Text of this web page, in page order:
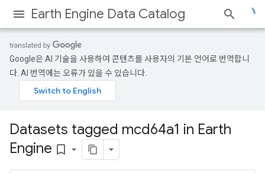
Earth Engine Data Catalog
Google은 AI 기술을 사용하여 콘텐츠를 사용자의 기본 언어로 번역합니
다. AI 번역에는 오류가 있을 수 있습니다.
Datasets tagged mcd64a1 in Earth
Engine bookmark_border